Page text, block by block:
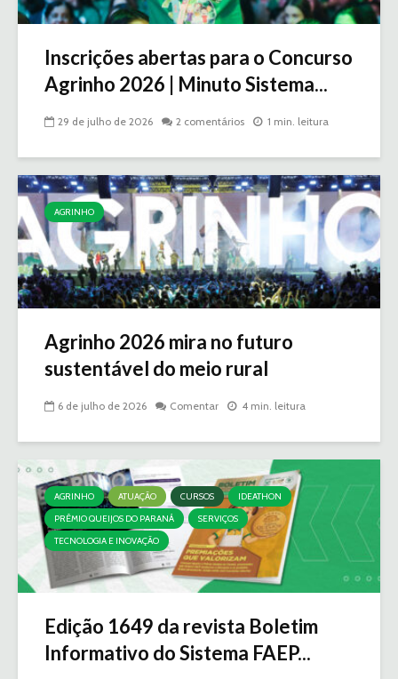
Inscrições abertas para o Concurso
Agrinho 2026 | Minuto Sistema...
29 de julho de 2026 2 comentários 1 min. leitura
AGRINHO
Agrinho 2026 mira no futuro
sustentável do meio rural
6 de julho de 2026 Comentar 4 min. leitura
AGRINHO ATUAÇÃO CURSOS
IDEATHON
PRÊMIO QUEIJOS DO PARANÁ
SERVIÇOS
TECNOLOGIA E INOVAÇÃO
Edição 1649 da revista Boletim
Informativo do Sistema FAEP...